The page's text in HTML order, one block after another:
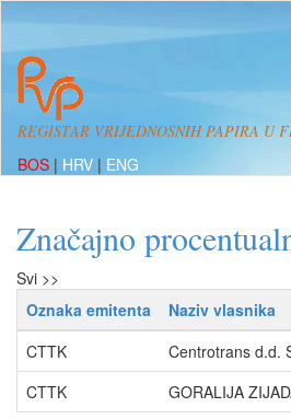
REGISTAR VRIJEDNOSNIH PAPIRA U
BOS | HRV | ENG
Značajno
Svi >>
Oznaka emitenta
Naziv vlasnika
CTTK
Centrotrans d.d.
CTTK
GORALIJA